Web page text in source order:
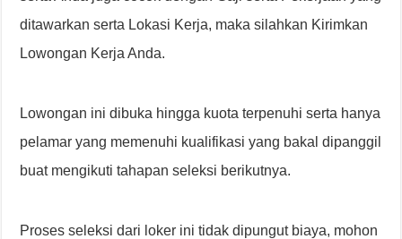
ditawarkan serta Lokasi Kerja, maka silahkan Kirimkan
Lowongan Kerja Anda.
Lowongan ini dibuka hingga kuota terpenuhi serta hanya
pelamar yang memenuhi kualifikasi yang bakal dipanggil
buat mengikuti tahapan seleksi berikutnya.
Proses seleksi dari loker ini tidak dipungut biaya, mohon